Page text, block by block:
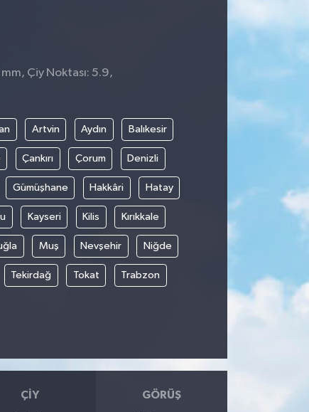
Çiy Noktası: 5.9,
Artvin Aydın Balıkesir
Çankırı Çorum Denizli
Gümüşhane Hakkâri Hatay
Kayseri Kilis Kırıkkale
Muş Nevşehir Niğde
Tekirdağ Tokat Trabzon
ÇIY GÖRÜŞ